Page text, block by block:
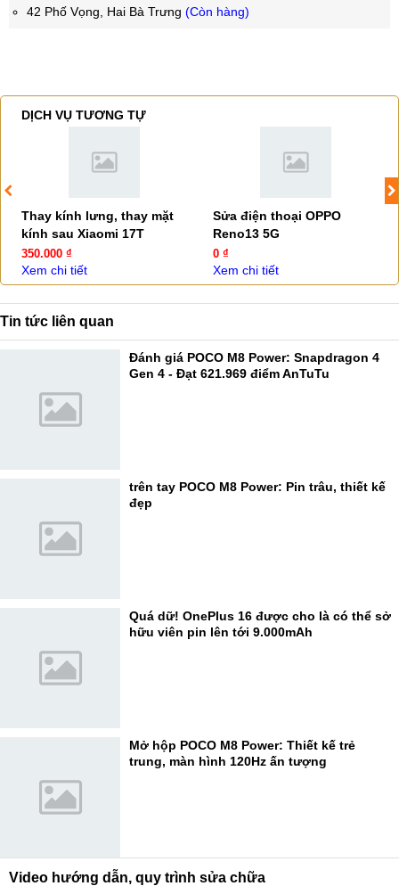
42 Phố Vọng, Hai Bà Trưng (Còn hàng)
DỊCH VỤ TƯƠNG TỰ
Thay kính lưng, thay mặt
kính sau Xiaomi 17T
350.000 ₫
Xem chi tiết
Sửa điện thoại OPPO
Reno13 5G
0 ₫
Xem chi tiết
Tin tức liên quan
Đánh giá POCO M8 Power: Snapdragon 4
Gen 4 - Đạt 621.969 điểm AnTuTu
trên tay POCO M8 Power: Pin trâu, thiết kế
đẹp
Quá dữ! OnePlus 16 được cho là có thể sở
hữu viên pin lên tới 9.000mAh
Mở hộp POCO M8 Power: Thiết kế trẻ
trung, màn hình 120Hz ấn tượng
Video hướng dẫn, quy trình sửa chữa